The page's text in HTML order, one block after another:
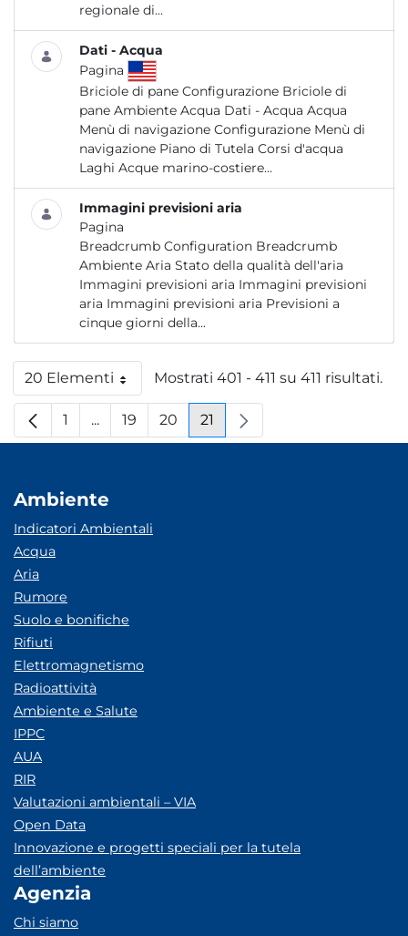
regionale di...
Dati - Acqua
Pagina
Briciole di pane Configurazione Briciole di
pane Ambiente Acqua Dati - Acqua Acqua
Menù di navigazione Configurazione Menù di
navigazione Piano di Tutela Corsi d'acqua
Laghi Acque marino-costiere...
Immagini previsioni aria
Pagina
Breadcrumb Configuration Breadcrumb
Ambiente Aria Stato della qualità dell'aria
Immagini previsioni aria Immagini previsioni
aria Immagini previsioni aria Previsioni a
cinque giorni della...
20 ElementiPer pagina Mostrati 401 - 411 su 411 risultati.
Pagina
1 ...Pagine intermedie
Pagina
19 Pagina
20 Pagina
21
Ambiente
Indicatori Ambientali
Acqua
Aria
Rumore
Suolo e bonifiche
Rifiuti
Elettromagnetismo
Radioattività
Ambiente e Salute
IPPC
AUA
RIR
Valutazioni ambientali – VIA
Open Data
Innovazione e progetti speciali per la tutela
dell’ambiente
Agenzia
Chi siamo